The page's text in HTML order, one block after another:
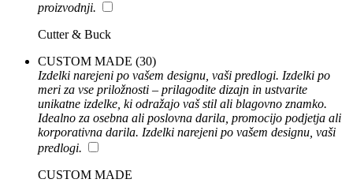
proizvodnji.
Cutter & Buck
CUSTOM MADE (30)
Izdelki narejeni po vašem designu, vaši predlogi. Izdelki po
meri za vse priložnosti – prilagodite dizajn in ustvarite
unikatne izdelke, ki odražajo vaš stil ali blagovno znamko.
Idealno za osebna ali poslovna darila, promocijo podjetja ali
korporativna darila. Izdelki narejeni po vašem designu, vaši
predlogi.
CUSTOM MADE